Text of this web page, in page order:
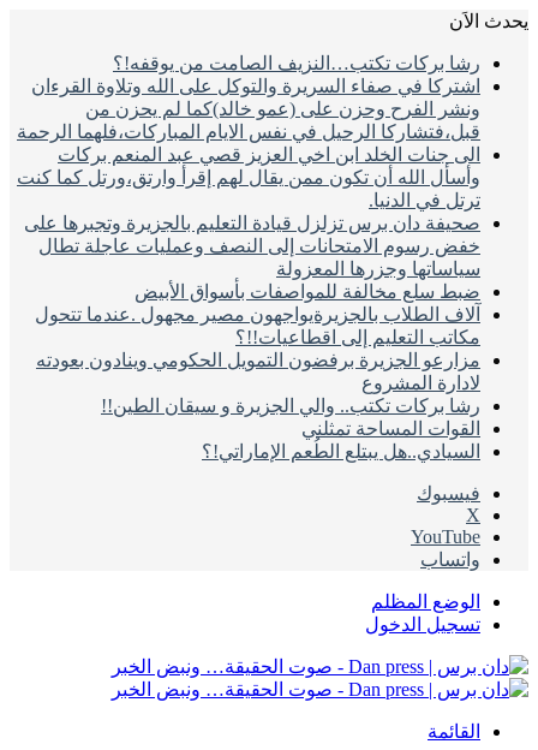
يحدث الاَن
رشا بركات تكتب…النزيف الصامت من يوقفه!؟
اشتركا في صفاء السريرة والتوكل على الله وتلاوة القرءان
ونشر الفرح وحزن على (عمو خالد)كما لم يحزن من
قبل،فتشاركا الرحيل في نفس الايام المباركات،فلهما الرحمة
الى جنات الخلد ابن اخي العزيز قصي عبد المنعم بركات
وأسأل الله أن تكون ممن يقال لهم إقرأ وارتق،ورتل كما كنت
ترتل في الدنيا.
صحيفة دان برس تزلزل قيادة التعليم بالجزيرة وتجبرها على
خفض رسوم الامتحانات إلى النصف وعمليات عاجلة تطال
سياساتها وجزرها المعزولة
ضبط سلع مخالفة للمواصفات بأسواق الأبيض
آلاف الطلاب بالجزيرةيواجهون مصير مجهول .عندما تتحول
مكاتب التعليم إلى اقطاعيات!!؟
مزارعو الجزيرة برفضون التمويل الحكومي وينادون بعودته
لادارة المشروع
رشا بركات تكتب.. والي الجزيرة و سيقان الطين!!
القوات المساحة تمثلني
السيادي..هل يبتلع الطُعم الإماراتي!؟
فيسبوك
‫X
‫YouTube
واتساب
الوضع المظلم
تسجيل الدخول
القائمة